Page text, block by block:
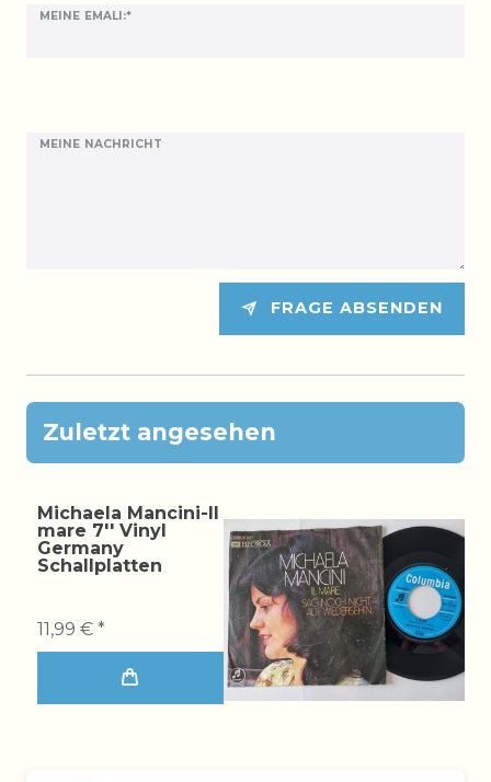
MEINE EMALI:*
MEINE NACHRICHT
FRAGE ABSENDEN
Zuletzt angesehen
Michaela Mancini-Il
mare 7'' Vinyl
Germany
Schallplatten
11,99 € *